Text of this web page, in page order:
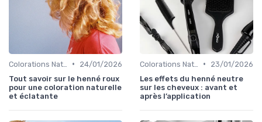
•
24/01/2026
Tout savoir sur le henné roux
pour une coloration naturelle
et éclatante
•
23/01/2026
Les effets du henné neutre
sur les cheveux : avant et
après l’application